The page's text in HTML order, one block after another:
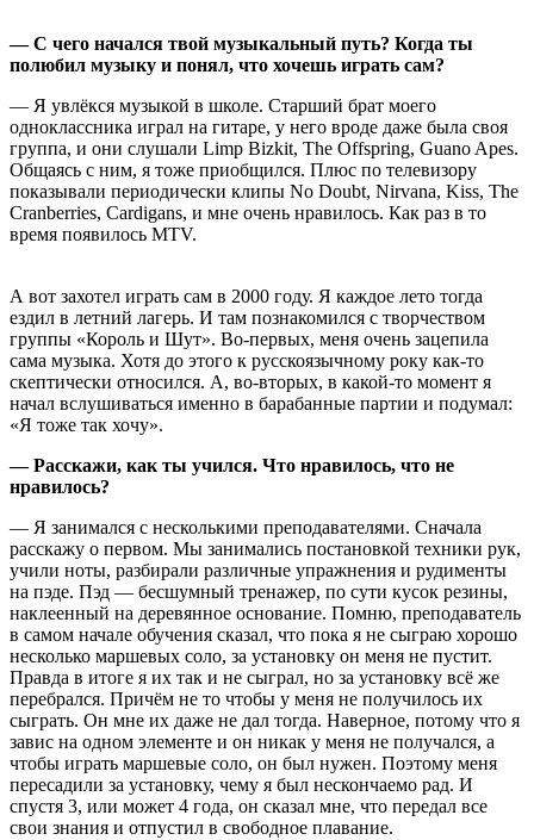
— С чего начался твой музыкальный путь? Когда ты
полюбил музыку и понял, что хочешь играть сам?
— Я увлёкся музыкой в школе. Старший брат моего
одноклассника играл на гитаре, у него вроде даже была своя
группа, и они слушали Limp Bizkit, The Offspring, Guano Apes.
Общаясь с ним, я тоже приобщился. Плюс по телевизору
показывали периодически клипы No Doubt, Nirvana, Kiss, The
Cranberries, Cardigans, и мне очень нравилось. Как раз в то
время появилось MTV.
А вот захотел играть сам в 2000 году. Я каждое лето тогда
ездил в летний лагерь. И там познакомился с творчеством
группы «Король и Шут». Во-первых, меня очень зацепила
сама музыка. Хотя до этого к русскоязычному року как-то
скептически относился. А, во-вторых, в какой-то момент я
начал вслушиваться именно в барабанные партии и подумал:
«Я тоже так хочу».
— Расскажи, как ты учился. Что нравилось, что не
нравилось?
— Я занимался с несколькими преподавателями. Сначала
расскажу о первом. Мы занимались постановкой техники рук,
учили ноты, разбирали различные упражнения и рудименты
на пэде. Пэд — бесшумный тренажер, по сути кусок резины,
наклеенный на деревянное основание. Помню, преподаватель
в самом начале обучения сказал, что пока я не сыграю хорошо
несколько маршевых соло, за установку он меня не пустит.
Правда в итоге я их так и не сыграл, но за установку всё же
перебрался. Причём не то чтобы у меня не получилось их
сыграть. Он мне их даже не дал тогда. Наверное, потому что я
завис на одном элементе и он никак у меня не получался, а
чтобы играть маршевые соло, он был нужен. Поэтому меня
пересадили за установку, чему я был нескончаемо рад. И
спустя 3, или может 4 года, он сказал мне, что передал все
свои знания и отпустил в свободное плавание.